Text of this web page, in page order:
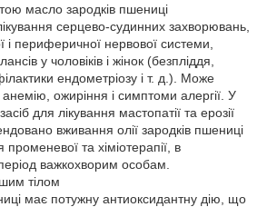
масло зародків пшениці
серцево-судинних захворювань,
і периферичної нервової системи,
у чоловіків і жінок (безпліддя,
ендометріозу і т. д.). Може
ожиріння і симптоми алергії. У
для лікування мастопатії та ерозії
вживання олії зародків пшениці
променевої та хіміотерапії, в
важкохворим особам.
тілом
має потужну антиоксидантну дію, що